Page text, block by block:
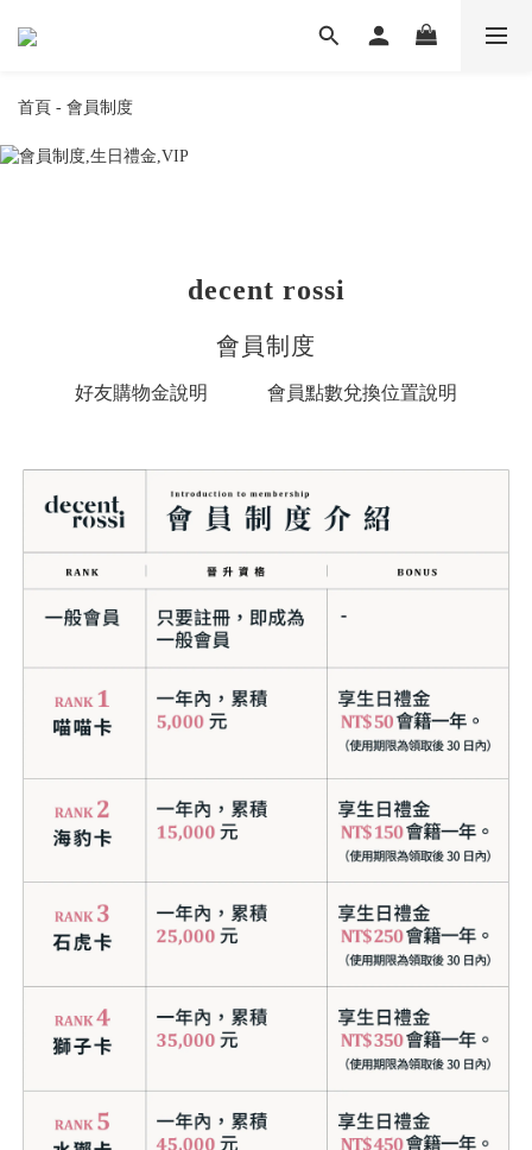
首頁 - 會員制度
decent rossi
會員制度
好友購物金說明 會員點數兌換位置說明